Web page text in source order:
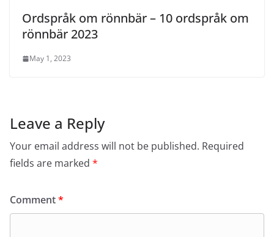
Ordspråk om rönnbär – 10 ordspråk om
rönnbär 2023
May 1, 2023
Leave a Reply
Your email address will not be published. Required
fields are marked *
Comment*